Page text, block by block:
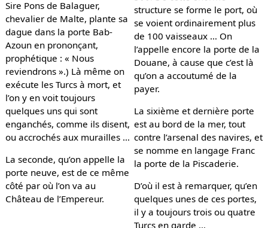
Sire Pons de Balaguer,
chevalier de Malte, plante sa
dague dans la porte Bab-
Azoun en prononçant,
prophétique : « Nous
reviendrons ».) Là même on
exécute les Turcs à mort, et
l’on y en voit toujours
quelques uns qui sont
enganchés, comme ils disent,
ou accrochés aux murailles …
La seconde, qu’on appelle la
porte neuve, est de ce même
côté par où l’on va au
Château de l’Empereur.
structure se forme le port, où
se voient ordinairement plus
de 100 vaisseaux … On
l’appelle encore la porte de la
Douane, à cause que c’est là
qu’on a accoutumé de la
payer.
La sixième et dernière porte
est au bord de la mer, tout
contre l’arsenal des navires, et
se nomme en langage Franc
la porte de la Piscaderie.
D’où il est à remarquer, qu’en
quelques unes de ces portes,
il y a toujours trois ou quatre
Turcs en garde …